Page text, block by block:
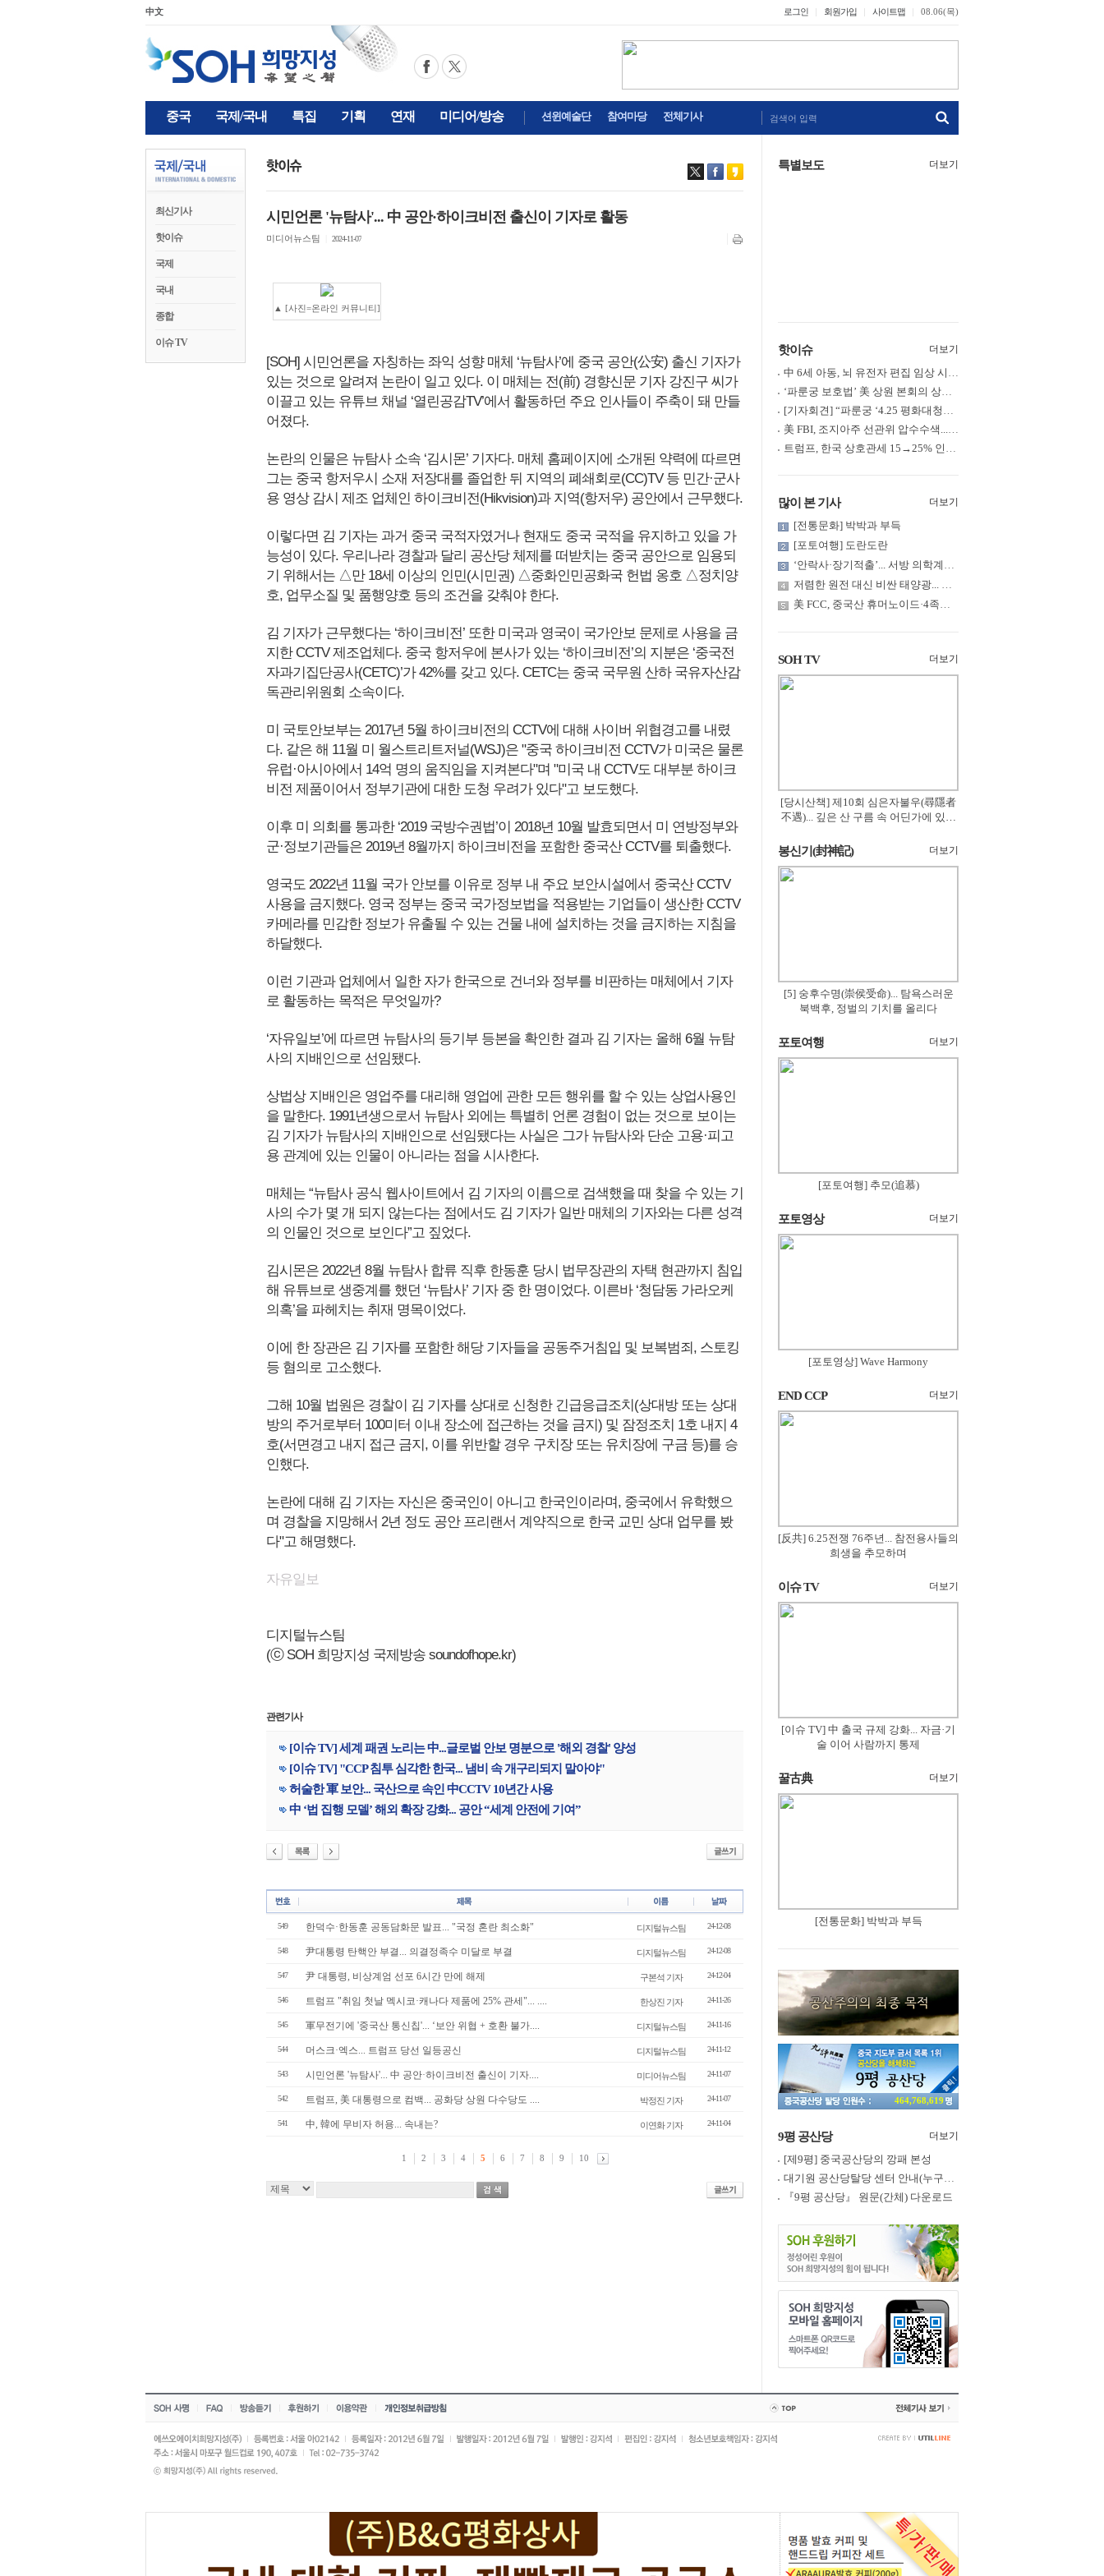
中文 로그인 회원가입 사이트맵 08.06(목)
중국 국제/국내 특집 기획 연재 미디어/방송 션윈예술단 참여마당 전체기사 검색어 입력
최신기사
핫이슈
국제
국내
종합
이슈 TV
시민언론 '뉴탐사'... 中 공안·하이크비전 출신이 기자로 활동
미디어뉴스팀 2024-11-07
▲ [사진=온라인 커뮤니티]
[SOH] 시민언론을 자칭하는 좌익 성향 매체 ‘뉴탐사’에 중국 공안(公安) 출신 기자가
있는 것으로 알려져 논란이 일고 있다. 이 매체는 전(前) 경향신문 기자 강진구 씨가
이끌고 있는 유튜브 채널 ‘열린공감TV’에서 활동하던 주요 인사들이 주축이 돼 만들
어졌다.
논란의 인물은 뉴탐사 소속 ‘김시몬’ 기자다. 매체 홈페이지에 소개된 약력에 따르면
그는 중국 항저우시 소재 저장대를 졸업한 뒤 지역의 폐쇄회로(CC)TV 등 민간·군사
용 영상 감시 제조 업체인 하이크비전(Hikvision)과 지역(항저우) 공안에서 근무했다.
이렇다면 김 기자는 과거 중국 국적자였거나 현재도 중국 국적을 유지하고 있을 가
능성이 있다. 우리나라 경찰과 달리 공산당 체제를 떠받치는 중국 공안으로 임용되
기 위해서는 △만 18세 이상의 인민(시민권) △중화인민공화국 헌법 옹호 △정치양
호, 업무소질 및 품행양호 등의 조건을 갖춰야 한다.
김 기자가 근무했다는 ‘하이크비전’ 또한 미국과 영국이 국가안보 문제로 사용을 금
지한 CCTV 제조업체다. 중국 항저우에 본사가 있는 ‘하이크비전’의 지분은 ‘중국전
자과기집단공사(CETC)’가 42%를 갖고 있다. CETC는 중국 국무원 산하 국유자산감
독관리위원회 소속이다.
미 국토안보부는 2017년 5월 하이크비전의 CCTV에 대해 사이버 위협경고를 내렸
다. 같은 해 11월 미 월스트리트저널(WSJ)은 "중국 하이크비전 CCTV가 미국은 물론
유럽·아시아에서 14억 명의 움직임을 지켜본다"며 "미국 내 CCTV도 대부분 하이크
비전 제품이어서 정부기관에 대한 도청 우려가 있다"고 보도했다.
이후 미 의회를 통과한 ‘2019 국방수권법’이 2018년 10월 발효되면서 미 연방정부와
군·정보기관들은 2019년 8월까지 하이크비전을 포함한 중국산 CCTV를 퇴출했다.
영국도 2022년 11월 국가 안보를 이유로 정부 내 주요 보안시설에서 중국산 CCTV
사용을 금지했다. 영국 정부는 중국 국가정보법을 적용받는 기업들이 생산한 CCTV
카메라를 민감한 정보가 유출될 수 있는 건물 내에 설치하는 것을 금지하는 지침을
하달했다.
이런 기관과 업체에서 일한 자가 한국으로 건너와 정부를 비판하는 매체에서 기자
로 활동하는 목적은 무엇일까?
‘자유일보’에 따르면 뉴탐사의 등기부 등본을 확인한 결과 김 기자는 올해 6월 뉴탐
사의 지배인으로 선임됐다.
상법상 지배인은 영업주를 대리해 영업에 관한 모든 행위를 할 수 있는 상업사용인
을 말한다. 1991년생으로서 뉴탐사 외에는 특별히 언론 경험이 없는 것으로 보이는
김 기자가 뉴탐사의 지배인으로 선임됐다는 사실은 그가 뉴탐사와 단순 고용·피고
용 관계에 있는 인물이 아니라는 점을 시사한다.
매체는 “뉴탐사 공식 웹사이트에서 김 기자의 이름으로 검색했을 때 찾을 수 있는 기
사의 수가 몇 개 되지 않는다는 점에서도 김 기자가 일반 매체의 기자와는 다른 성격
의 인물인 것으로 보인다”고 짚었다.
김시몬은 2022년 8월 뉴탐사 합류 직후 한동훈 당시 법무장관의 자택 현관까지 침입
해 유튜브로 생중계를 했던 ‘뉴탐사’ 기자 중 한 명이었다. 이른바 ‘청담동 가라오케
의혹’을 파헤치는 취재 명목이었다.
이에 한 장관은 김 기자를 포함한 해당 기자들을 공동주거침입 및 보복범죄, 스토킹
등 혐의로 고소했다.
그해 10월 법원은 경찰이 김 기자를 상대로 신청한 긴급응급조치(상대방 또는 상대
방의 주거로부터 100미터 이내 장소에 접근하는 것을 금지) 및 잠정조치 1호 내지 4
호(서면경고 내지 접근 금지, 이를 위반할 경우 구치장 또는 유치장에 구금 등)를 승
인했다.
논란에 대해 김 기자는 자신은 중국인이 아니고 한국인이라며, 중국에서 유학했으
며 경찰을 지망해서 2년 정도 공안 프리랜서 계약직으로 한국 교민 상대 업무를 봤
다"고 해명했다.
자유일보
디지털뉴스팀
(ⓒ SOH 희망지성 국제방송 soundofhope.kr)
관련기사
[이슈 TV] 세계 패권 노리는 中...글로벌 안보 명분으로 '해외 경찰' 양성
[이슈 TV] "CCP 침투 심각한 한국... 냄비 속 개구리되지 말아야"
허술한 軍 보안... 국산으로 속인 中CCTV 10년간 사용
中 ‘법 집행 모델’ 해외 확장 강화... 공안 “세계 안전에 기여”
549 한덕수·한동훈 공동담화문 발표... "국정 혼란 최소화" 디지털뉴스팀 24-12-08
548 尹대통령 탄핵안 부결... 의결정족수 미달로 부결 디지털뉴스팀 24-12-08
547 尹 대통령, 비상계엄 선포 6시간 만에 해제 구본석 기자 24-12-04
546 트럼프 "취임 첫날 멕시코·캐나다 제품에 25% 관세"... .... 한상진 기자 24-11-26
545 軍무전기에 '중국산 통신칩'... ‘보안 위협 + 호환 불가.... 디지털뉴스팀 24-11-16
544 머스크·엑스... 트럼프 당선 일등공신 디지털뉴스팀 24-11-12
543 시민언론 '뉴탐사'... 中 공안·하이크비전 출신이 기자.... 미디어뉴스팀 24-11-07
542 트럼프, 美 대통령으로 컴백... 공화당 상원 다수당도 .... 박정진 기자 24-11-07
541 中, 韓에 무비자 허용... 속내는? 이연화 기자 24-11-04
1 2 3 4 5 6 7 8 9 10
특별보도 더보기
핫이슈 더보기
中 6세 아동, 뇌 유전자 편집 임상 시험 중 사망... 의료진 1년간 ....
‘파룬궁 보호법’ 美 상원 본회의 상정... 최종 입법 ‘초읽기’
[기자회견] “파룬궁 ‘4.25 평화대청원’ 기념 & 중공의 션윈 공연 .....
美 FBI, 조지아주 선관위 압수수색... 트럼프 “부정선거 증거 확보....
트럼프, 한국 상호관세 15→25% 인상... “韓 국회 무력합의 미비준”....
많이 본 기사 더보기
[전통문화] 박박과 부득
[포토여행] 도란도란
‘안락사·장기적출’... 서방 의학계까지 침투한 ‘공리주의적 생명윤....
저렴한 원전 대신 비싼 태양광... 요금 부담은 누가?
美 FCC, 중국산 휴머노이드·4족보행 로봇·전력 인버터 신규 수입 .....
SOH TV 더보기
[당시산책] 제10회 심은자불우(尋隱者
不遇)... 깊은 산 구름 속 어딘가에 있겠
봉신기(封神記) 더보기
[5] 숭후수명(崇侯受命)... 탐욕스러운
북백후, 정벌의 기치를 올리다
포토여행 더보기
[포토여행] 추모(追慕)
포토영상 더보기
[포토영상] Wave Harmony
END CCP 더보기
[反共] 6.25전쟁 76주년... 참전용사들의
희생을 추모하며
이슈 TV 더보기
[이슈 TV] 中 출국 규제 강화... 자금·기
술 이어 사람까지 통제
꿀古典 더보기
[전통문화] 박박과 부득
464,768,619
9평 공산당 더보기
[제9평] 중국공산당의 깡패 본성
대기원 공산당탈당 센터 안내(누구나 쉽게 退黨, 退團, 退隊 가능)
『9평 공산당』 원문(간체) 다운로드